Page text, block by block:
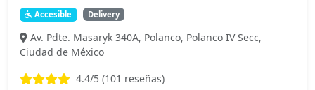
Accesible Delivery
Av. Pdte. Masaryk 340A, Polanco, Polanco IV Secc,
Ciudad de México
4.4/5 (101 reseñas)